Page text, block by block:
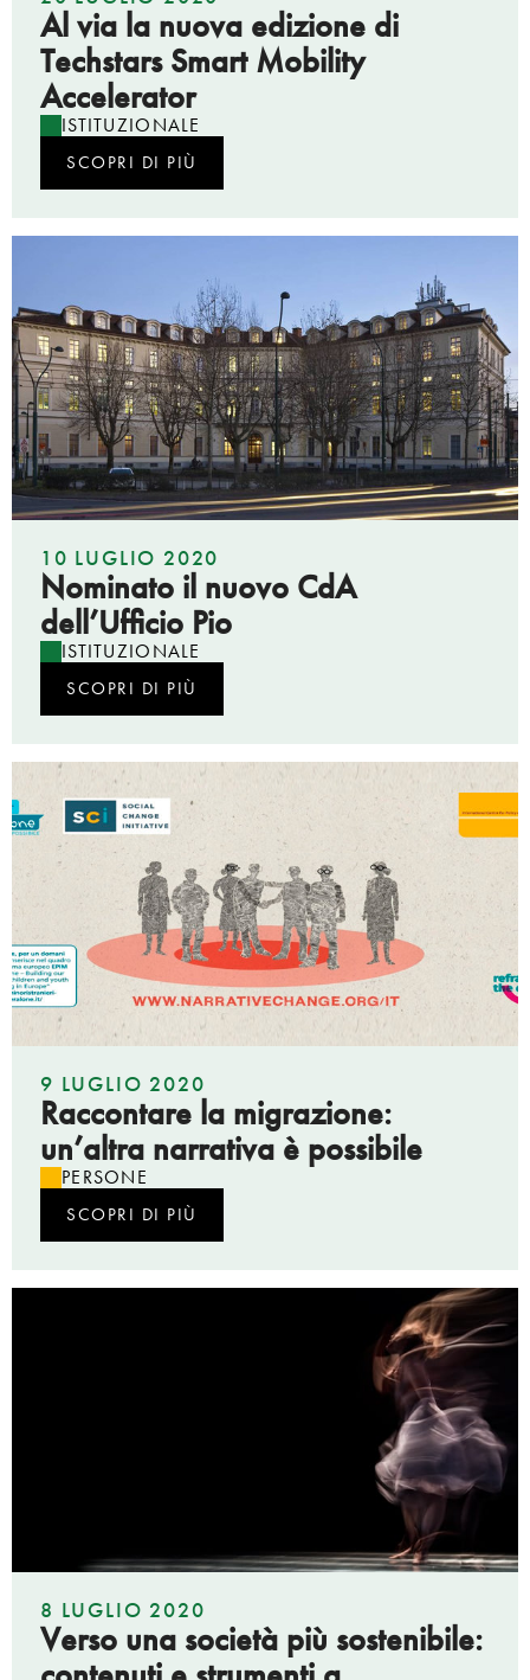
Al via la nuova edizione di
Techstars Smart Mobility
Accelerator
ISTITUZIONALE
SCOPRI DI PIÙ
10 LUGLIO 2020
Nominato il nuovo CdA
dell’Ufficio Pio
ISTITUZIONALE
SCOPRI DI PIÙ
9 LUGLIO 2020
Raccontare la migrazione:
un’altra narrativa è possibile
PERSONE
SCOPRI DI PIÙ
8 LUGLIO 2020
Verso una società più sostenibile: